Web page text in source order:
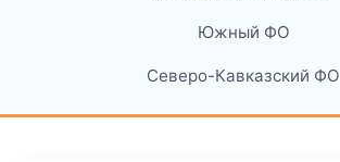
Южный ФО
Северо-Кавказский ФО